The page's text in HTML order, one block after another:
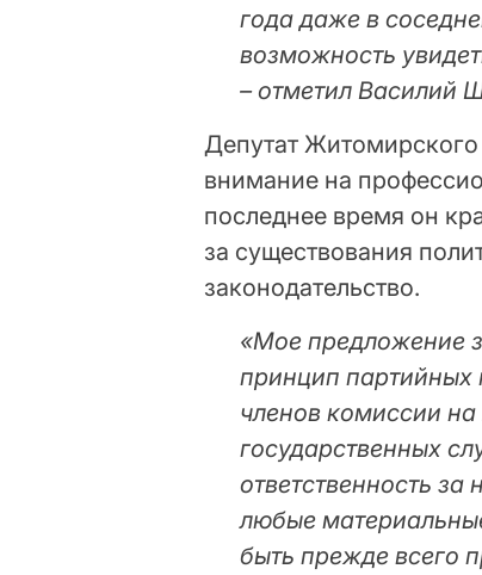
года даже в
возможность
– отметил Василий
Депутат Житомирского
внимание на
последнее время он
за существования
законодательство.
«Мое предложение
принцип партийных
членов комиссии
государственных
ответственность
любые
быть прежде всего